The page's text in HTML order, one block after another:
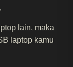
lain, maka
laptop kamu